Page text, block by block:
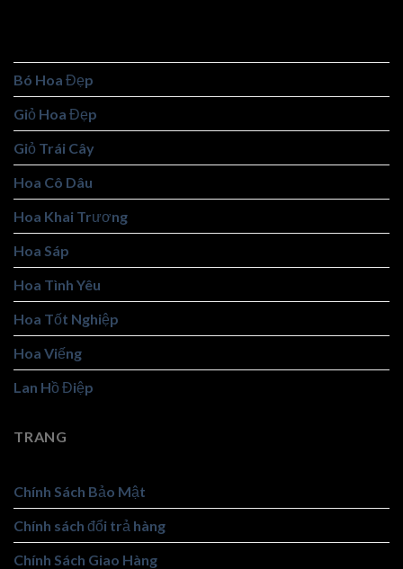
Bó Hoa Đẹp
Giỏ Hoa Đẹp
Giỏ Trái Cây
Hoa Cô Dâu
Hoa Khai Trương
Hoa Sáp
Hoa Tình Yêu
Hoa Tốt Nghiệp
Hoa Viếng
Lan Hồ Điệp
TRANG
Chính Sách Bảo Mật
Chính sách đổi trả hàng
Chính Sách Giao Hàng